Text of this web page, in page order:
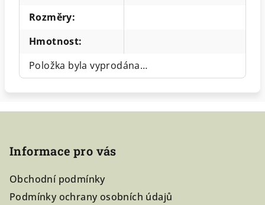
Rozměry:
Hmotnost:
Položka byla vyprodána…
Informace pro vás
Obchodní podmínky
Podmínky ochrany osobních údajů